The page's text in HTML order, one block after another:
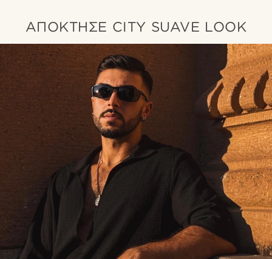
ΑΠΟΚΤΗΣΕ CITY SUAVE LOOK